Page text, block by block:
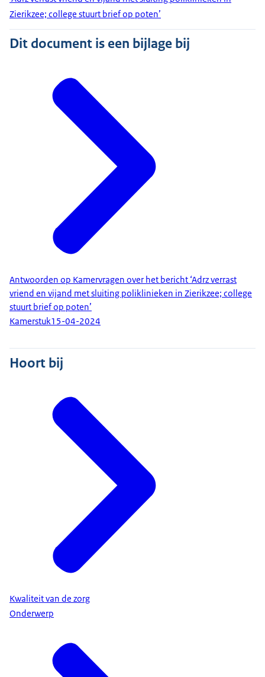
Zierikzee; college stuurt brief op poten’
Dit document is een bijlage bij
Antwoorden op Kamervragen over het bericht ‘Adrz verrast
vriend en vijand met sluiting poliklinieken in Zierikzee; college
stuurt brief op poten’
Kamerstuk15-04-2024
Hoort bij
Kwaliteit van de zorg
Onderwerp